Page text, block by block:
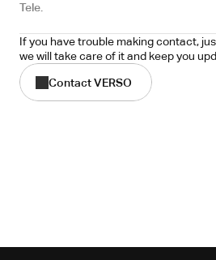
Tele.
If you have trouble making contact,
we will take care of it and keep you
Contact VERSO